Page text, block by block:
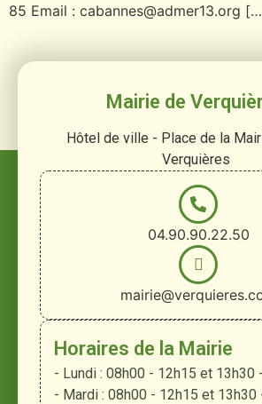
85 Email : cabannes@admer13.org
Mairie de
Hôtel de ville - Place de la
Verquières
04.90.90.22.50
Horaires de la Mairie
- Lundi : 08h00 - 12h15 et 13h30
- Mardi : 08h00 - 12h15 et 13h30